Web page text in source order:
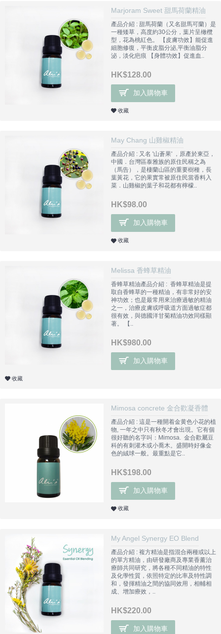
Marjoram Sweet 甜馬荷蘭精油
產品介紹 : 甜馬荷蘭（又名甜馬可蘭）是
一種矮草，高度約30公分，葉片呈橄欖
型，花為桃紅色。 【皮膚功效】能促進
細胞修復，平衡皮脂分泌,平衡油脂分
泌，淡化疤痕 【身體功效】促進血..
HK$128.00
加入購物車
收藏
May Chang 山雞椒精油
產品介紹 : 又名 '山蒼果' ，原產於東亞，
中國．台灣區泰雅族的原住民稱之為
（馬告），是棲蘭山區的重要樹種，長
葉黃花，它的果實常被原住民當香料入
菜．山雞椒的葉子和花都有檸檬..
HK$98.00
加入購物車
收藏
Melissa 香蜂草精油
香蜂草精油產品介紹 : 香蜂草精油是提
取自香蜂草的一種精油，有非常好的安
神功效；也是最常用來治療過敏的精油
之一，治療皮膚或呼吸道方面過敏症都
很有效，與德國洋甘菊精油功效同樣顯
著。 【..
HK$980.00
加入購物車
收藏
Mimosa concrete 金合歡凝香體
產品介紹 : 這是一種開着金黄色小花的植
物, 一年之中只有秋冬才會出現。它有個
很好聽的名字叫：Mimosa. 金合歡屬豆
科的有刺灌木或小喬木。盛開時好像金
色的絨球一般。最重點是它..
HK$198.00
加入購物車
收藏
My Angel Synergy EO Blend
產品介紹 : 複方精油是指混合兩種或以上
的單方精油，由研發廠商及專業香薰治
療師共同研究，將各種不同精油的特性
及化學性質，依照特定的比率及特性調
和，發揮精油之間的協同效用，相輔相
成、增加療效，..
HK$220.00
加入購物車